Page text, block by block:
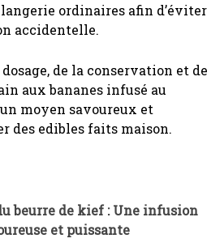
ordinaires afin d’éviter
accidentelle.
de la conservation et de
aux bananes infusé au
moyen savoureux et
des edibles faits maison.
beurre de kief : Une infusion
et puissante